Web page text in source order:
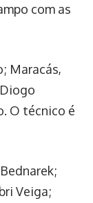
com as
Maracás,
O técnico é
Veiga;